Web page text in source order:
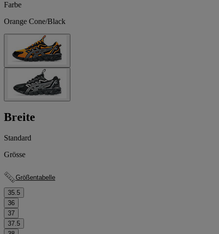
Farbe
Orange Cone/Black
Breite
Standard
Grösse
Größentabelle
35.5
36
37
37.5